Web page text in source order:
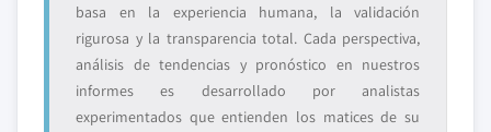
basa en la experiencia humana, la validación
rigurosa y la transparencia total. Cada perspectiva,
análisis de tendencias y pronóstico en nuestros
informes es desarrollado por analistas
experimentados que entienden los matices de su